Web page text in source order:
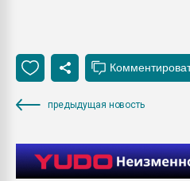
предыдущая новость